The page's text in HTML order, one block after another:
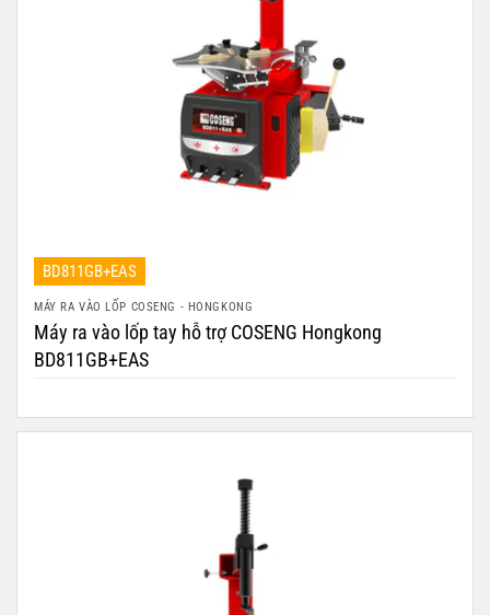
BD811GB+EAS
MÁY RA VÀO LỐP COSENG - HONGKONG
Máy ra vào lốp tay hỗ trợ COSENG Hongkong
BD811GB+EAS